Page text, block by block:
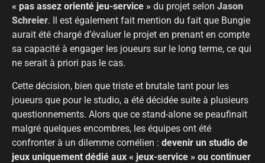
« pas assez orienté jeu-service » du projet selon Jason
Schreier. Il est également fait mention du fait que Bungie
aurait été chargé d’évaluer le projet en prenant en compte
sa capacité à engager les joueurs sur le long terme, ce qui
ne serait à priori pas le cas.
Cette décision, bien que triste et brutale tant pour les
joueurs que pour le studio, a été décidée suite à plusieurs
questionnements. Alors que ce stand-alone se peaufinait
malgré quelques encombres, les équipes ont été
confronter à un dilemme cornélien : devenir un studio de
jeux uniquement dédié aux « jeux-service » ou continuer